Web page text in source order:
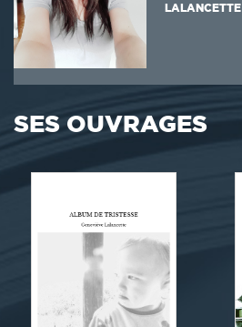
LALANCETTE
SES OUVRAGES